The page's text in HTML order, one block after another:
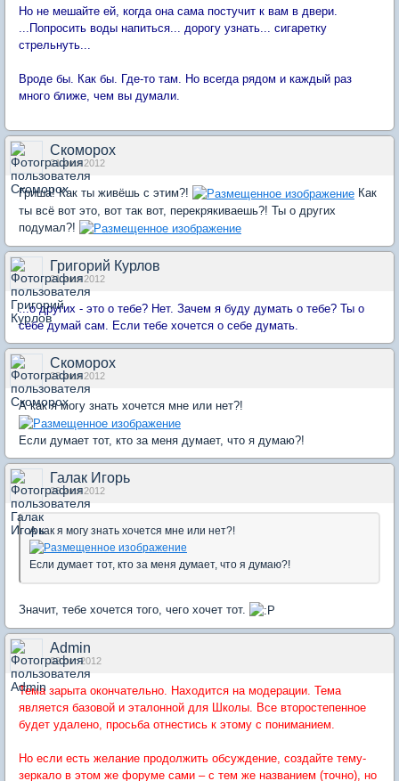
Но не мешайте ей, когда она сама постучит к вам в двери.
...Попросить воды напиться... дорогу узнать... сигаретку
стрельнуть...
Вроде бы. Как бы. Где-то там. Но всегда рядом и каждый раз
много ближе, чем вы думали.
Скоморох
21 июл 2012
Гриша! Как ты живёшь с этим?!
Как
ты всё вот это, вот так вот, перекрякиваешь?! Ты о других
подумал?!
Григорий Курлов
21 июл 2012
...о других - это о тебе? Нет. Зачем я буду думать о тебе? Ты о
себе думай сам. Если тебе хочется о себе думать.
Скоморох
23 июл 2012
А как я могу знать хочется мне или нет?!
Если думает тот, кто за меня думает, что я думаю?!
Галак Игорь
26 июл 2012
А как я могу знать хочется мне или нет?!
Если думает тот, кто за меня думает, что я думаю?!
Значит, тебе хочется того, чего хочет тот.
Admin
02 окт 2012
Тема зарыта окончательно. Находится на модерации. Тема
является базовой и эталонной для Школы. Все второстепенное
будет удалено, просьба отнестись к этому с пониманием.
Но если есть желание продолжить обсуждение, создайте тему-
зеркало в этом же форуме сами – с тем же названием (точно), но